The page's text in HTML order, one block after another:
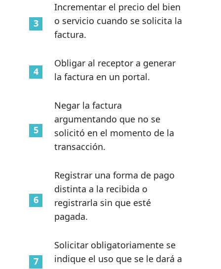
Incrementar el precio del bien
o servicio cuando se solicita la
factura.
Obligar al receptor a generar
la factura en un portal.
Negar la factura
argumentando que no se
solicitó en el momento de la
transacción.
Registrar una forma de pago
distinta a la recibida o
registrarla sin que esté
pagada.
Solicitar obligatoriamente se
indique el uso que se le dará a